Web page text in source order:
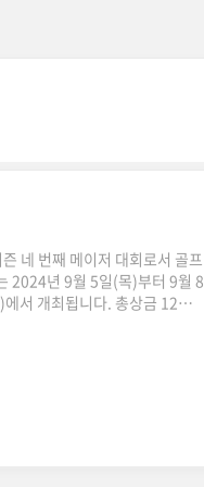
네 번째 메이저 대회로서 골프
2024년 9월 5일(목)부터 9월 8
에서 개최됩니다. 총상금 12억
버 골프채널과 SBS 골프 채널
실시간 변하는 KB금융 챔피언